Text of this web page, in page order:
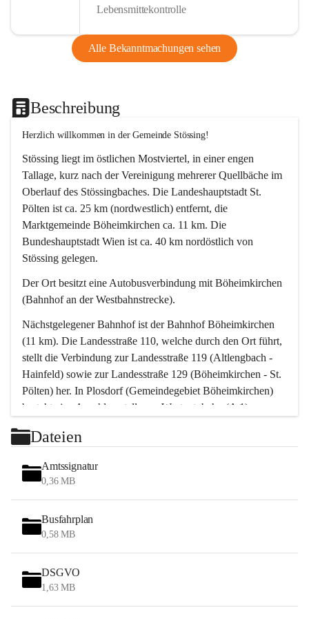
Lebensmittekontrolle
Alle Bekanntmachungen sehen
Beschreibung
Herzlich willkommen in der Gemeinde Stössing!
Stössing liegt im östlichen Mostviertel, in einer engen
Tallage, kurz nach der Vereinigung mehrerer Quellbäche im
Oberlauf des Stössingbaches. Die Landeshauptstadt St.
Pölten ist ca. 25 km (nordwestlich) entfernt, die
Marktgemeinde Böheimkirchen ca. 11 km. Die
Bundeshauptstadt Wien ist ca. 40 km nordöstlich von
Stössing gelegen.
Der Ort besitzt eine Autobusverbindung mit Böheimkirchen
(Bahnhof an der Westbahnstrecke).
Nächstgelegener Bahnhof ist der Bahnhof Böheimkirchen
(11 km). Die Landesstraße 110, welche durch den Ort führt,
stellt die Verbindung zur Landesstraße 119 (Altlengbach -
Hainfeld) sowie zur Landesstraße 129 (Böheimkirchen - St.
Pölten) her. In Plosdorf (Gemeindegebiet Böheimkirchen)
besteht eine Anschlussstelle zur Westautobahn (A 1).
Wien erreicht man in ca. 45 Minuten.
Stössing zählt noch zum Naherholungsraum Wien sowie
zum Naherholungsraum St. Pölten. Viele Bauernhöfe hatten
„ihre Wiener“. Seit 1960 bauten viele Wiener
Wochenendhäuser im Gemeindegebiet. Wegen des
waldreichen Jagdgebietes haben viele Jagdpächter ihre
Das Wandern ist aus touristischer Sicht die bedeutendste
Tätigkeit. Das hügelige Gebiet mit Wanderwegen durch
Wiesen, Wälder und Obstkulturen lädt dazu ein. Gefördert
Dateien
Amtssignatur
0,36 MB
Busfahrplan
0,58 MB
DSGVO
1,63 MB